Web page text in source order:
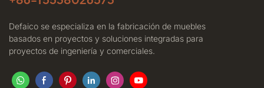
Defaico se especializa en la fabricación de muebles
basados ​​en proyectos y soluciones integradas para
proyectos de ingeniería y comerciales.